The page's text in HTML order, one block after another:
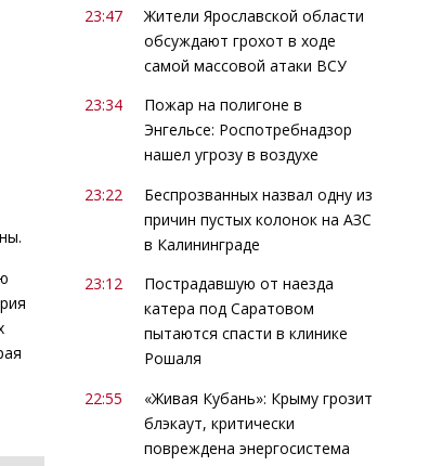
23:47
Жители Ярославской области
обсуждают грохот в ходе
самой массовой атаки ВСУ
23:34
Пожар на полигоне в
Энгельсе: Роспотребнадзор
нашел угрозу в воздухе
23:22
Беспрозванных назвал одну из
причин пустых колонок на АЗС
в Калининграде
23:12
Пострадавшую от наезда
катера под Саратовом
пытаются спасти в клинике
Рошаля
22:55
«Живая Кубань»: Крыму грозит
блэкаут, критически
повреждена энергосистема